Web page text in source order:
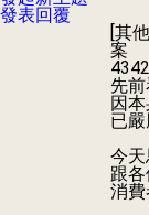
發表回覆
[其
案
4342
先
因
已
今
跟
消